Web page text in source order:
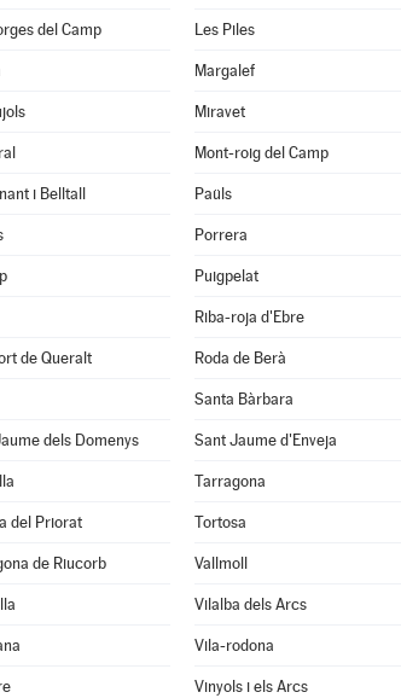
del Camp Les Piles
Margalef
Miravet
Mont-roig del Camp
i Belltall Paüls
Porrera
Puigpelat
Riba-roja d'Ebre
de Queralt Roda de Berà
Santa Bàrbara
dels Domenys Sant Jaume d'Enveja
Tarragona
del Priorat Tortosa
de Riucorb Vallmoll
Vilalba dels Arcs
Vila-rodona
Vinyols i els Arcs